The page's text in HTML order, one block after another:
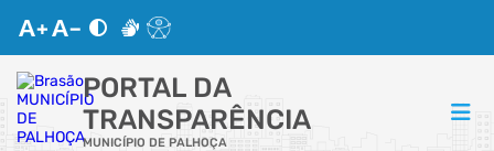
PORTAL DA
TRANSPARÊNCIA
MUNICÍPIO DE PALHOÇA